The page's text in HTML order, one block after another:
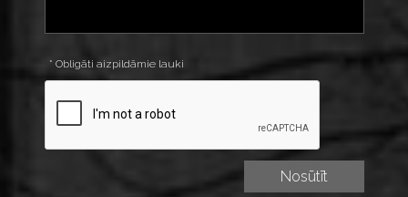
* Obligāti aizpildāmie lauki